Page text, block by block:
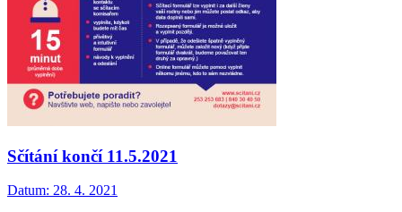
Sčítání končí 11.5.2021
Datum: 28. 4. 2021